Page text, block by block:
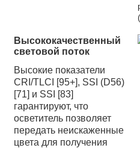
Высококачественный
световой поток
Высокие показатели
CRI/TLCI [95+], SSI (D56)
[71] и SSI [83]
гарантируют, что
осветитель позволяет
передать неискаженные
цвета для получения